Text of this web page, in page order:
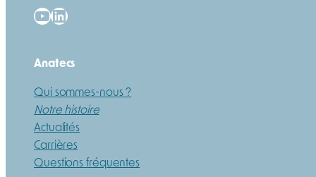
YouTube
LinkedIn
Anatecs
Qui sommes-nous ?
Notre histoire
Actualités
Carrières
Questions fréquentes